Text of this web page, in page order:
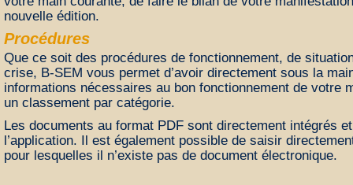
nouvelle édition.
Procédures
Que ce soit des procédures de fonctionnement, de
crise, B-SEM vous permet d’avoir directement sous la
informations nécessaires au bon fonctionnement de votre
un classement par catégorie.
Les documents au format PDF sont directement intégrés
l’application. Il est également possible de saisir
pour lesquelles il n’existe pas de document électronique.